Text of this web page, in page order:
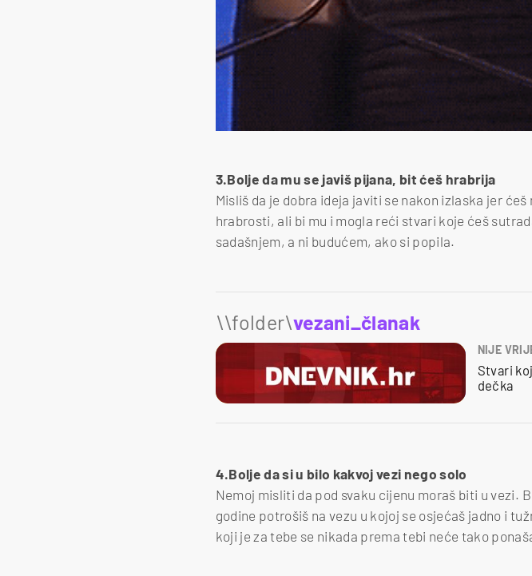
3.Bolje da mu se javiš pijana, bit ćeš hrabrija
Misliš da je dobra ideja javiti se nakon izlaska jer
hrabrosti, ali bi mu i mogla reći stvari koje ćeš
sadašnjem, a ni budućem, ako si popila.
\\folder\vezani_članak
NIJE
Stvari
dečka
4.Bolje da si u bilo kakvoj vezi nego solo
Nemoj misliti da pod svaku cijenu moraš biti u vezi.
godine potrošiš na vezu u kojoj se osjećaš jadno i
koji je za tebe se nikada prema tebi neće tako